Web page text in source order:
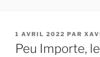
PUBLIÉ
LE
1 AVRIL 2022 PAR
Peu Importe,